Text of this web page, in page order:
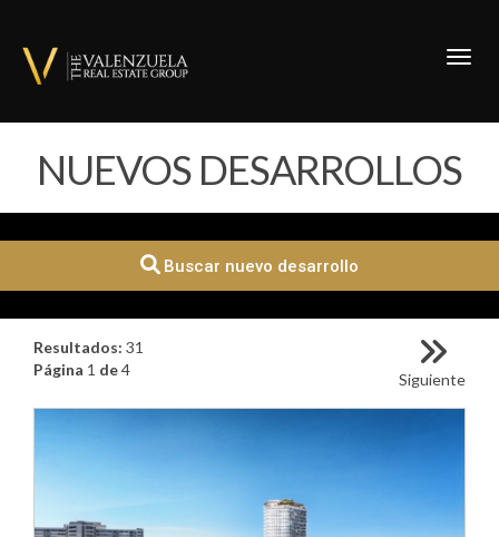
NUEVOS DESARROLLOS
Buscar nuevo desarrollo
Siguiente
Resultados: 31
Página 1 de4